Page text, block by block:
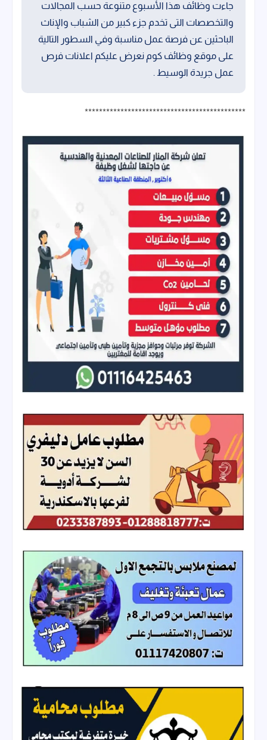
جاءت وظائف هذا الأسبوع متنوعة حسب المجالات
والتخصصات التى تخدم جزء كبير من الشباب والإناث
الباحثين عن فرصة عمل مناسبة وفي السطور التالية
على موقع وظائف كوم نعرض عليكم اعلانات فرص
عمل جريدة الوسيط .
*********************************************